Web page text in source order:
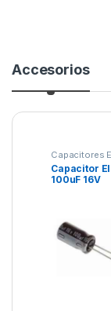
Accesorios
Capacitores
Capacitor
100uF 16V